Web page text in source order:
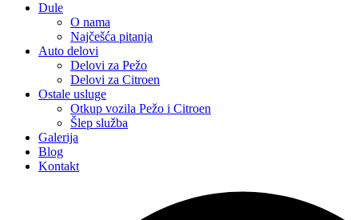
Dule
O nama
Najčešća pitanja
Auto delovi
Delovi za Pežo
Delovi za Citroen
Ostale usluge
Otkup vozila Pežo i Citroen
Šlep služba
Galerija
Blog
Kontakt